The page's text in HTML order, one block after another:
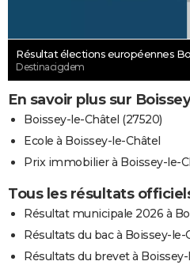
Résultat élections européennes
Destinacigdem
En savoir plus sur
Boissey-le-Châtel (27520)
Ecole à Boissey-le-Châtel
Prix immobilier à Boissey-le-
Tous les résultats
Résultat municipale 2026 à
Résultats du bac à Boissey-le-
Résultats du brevet à